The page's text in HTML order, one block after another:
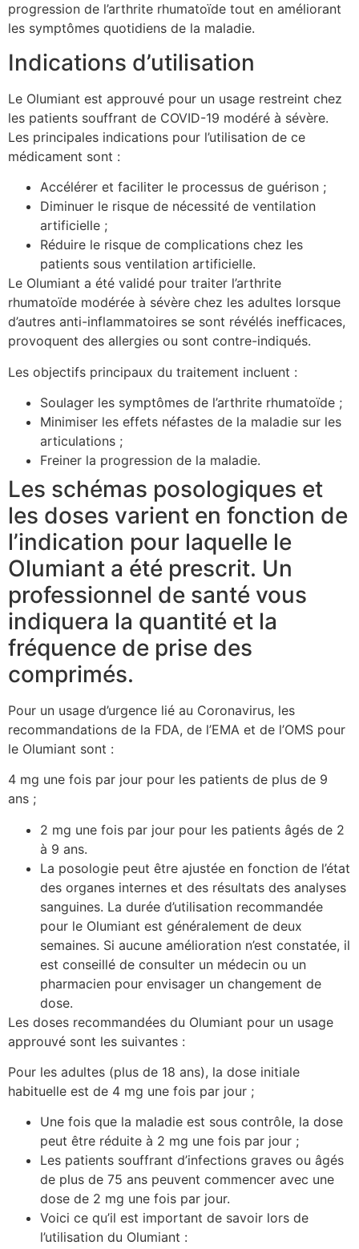
progression de l’arthrite rhumatoïde tout en améliorant
les symptômes quotidiens de la maladie.
Indications d’utilisation
Le Olumiant est approuvé pour un usage restreint chez
les patients souffrant de COVID-19 modéré à sévère.
Les principales indications pour l’utilisation de ce
médicament sont :
Accélérer et faciliter le processus de guérison ;
Diminuer le risque de nécessité de ventilation
artificielle ;
Réduire le risque de complications chez les
patients sous ventilation artificielle.
Le Olumiant a été validé pour traiter l’arthrite
rhumatoïde modérée à sévère chez les adultes lorsque
d’autres anti-inflammatoires se sont révélés inefficaces,
provoquent des allergies ou sont contre-indiqués.
Les objectifs principaux du traitement incluent :
Soulager les symptômes de l’arthrite rhumatoïde ;
Minimiser les effets néfastes de la maladie sur les
articulations ;
Freiner la progression de la maladie.
Les schémas posologiques et
les doses varient en fonction de
l’indication pour laquelle le
Olumiant a été prescrit. Un
professionnel de santé vous
indiquera la quantité et la
fréquence de prise des
comprimés.
Pour un usage d’urgence lié au Coronavirus, les
recommandations de la FDA, de l’EMA et de l’OMS pour
le Olumiant sont :
4 mg une fois par jour pour les patients de plus de 9
ans ;
2 mg une fois par jour pour les patients âgés de 2
à 9 ans.
La posologie peut être ajustée en fonction de l’état
des organes internes et des résultats des analyses
sanguines. La durée d’utilisation recommandée
pour le Olumiant est généralement de deux
semaines. Si aucune amélioration n’est constatée, il
est conseillé de consulter un médecin ou un
pharmacien pour envisager un changement de
dose.
Les doses recommandées du Olumiant pour un usage
approuvé sont les suivantes :
Pour les adultes (plus de 18 ans), la dose initiale
habituelle est de 4 mg une fois par jour ;
Une fois que la maladie est sous contrôle, la dose
peut être réduite à 2 mg une fois par jour ;
Les patients souffrant d’infections graves ou âgés
de plus de 75 ans peuvent commencer avec une
dose de 2 mg une fois par jour.
Voici ce qu’il est important de savoir lors de
l’utilisation du Olumiant :